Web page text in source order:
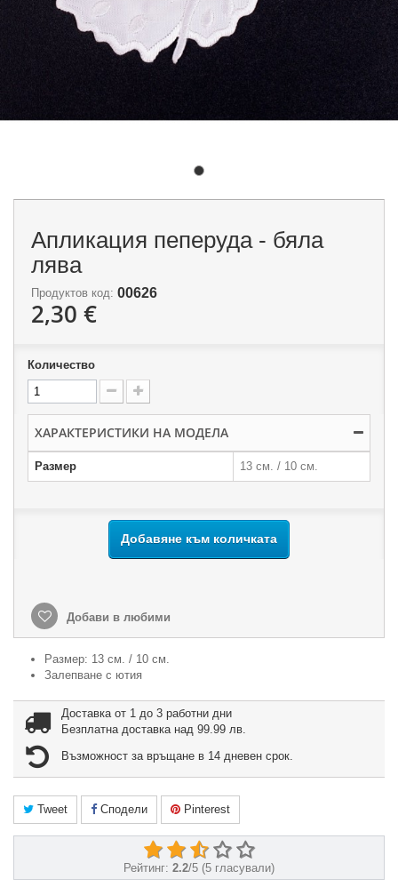
Апликация пеперуда - бяла
лява
Продуктов код: 00626
2,30 €
Количество
ХАРАКТЕРИСТИКИ НА МОДЕЛА
Размер 13 см. / 10 см.
Добавяне към количката
Добави в любими
Размер: 13 см. / 10 см.
Залепване с ютия
Доставка от 1 до 3 работни дни
Безплатна доставка над 99.99 лв.
Възможност за връщане в 14 дневен срок.
Tweet Сподели Pinterest
Рейтинг: 2.2/5 (5 гласували)